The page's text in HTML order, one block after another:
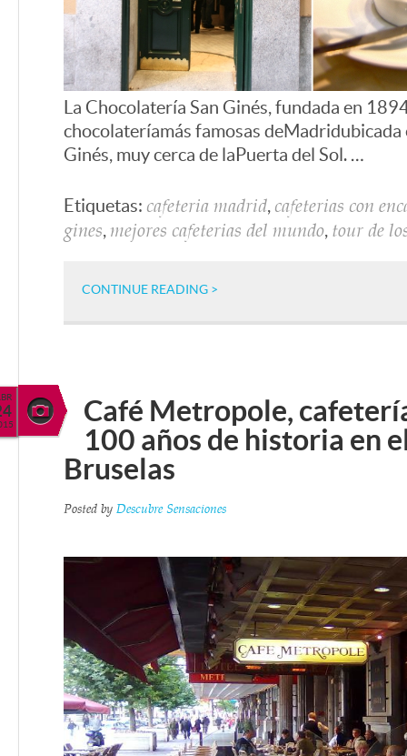
La Chocolatería San Ginés, fundada en
chocolatería más famosas de Madrid ubicada
Ginés, muy cerca de la Puerta del Sol. …
Etiquetas: cafeteria madrid, cafeterias con
gines, mejores cafeterias del mundo, tour de
CONTINUE READING >
Café Metropole,
100 años de historia en
Bruselas
Posted by Descubre Sensaciones